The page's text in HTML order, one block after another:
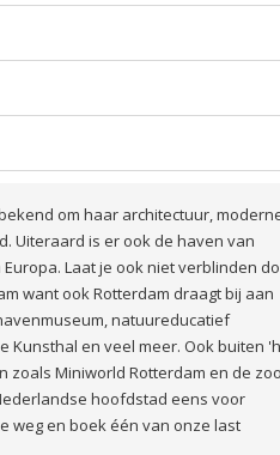
om haar architectuur,
Uiteraard is er ook de haven van
Laat je ook niet verblinden
want ook Rotterdam draagt bij aan
natuureducatief
Kunsthal en veel meer. Ook buiten
zoals Miniworld Rotterdam en de
hoofdstad eens voor
weg en boek één van onze last